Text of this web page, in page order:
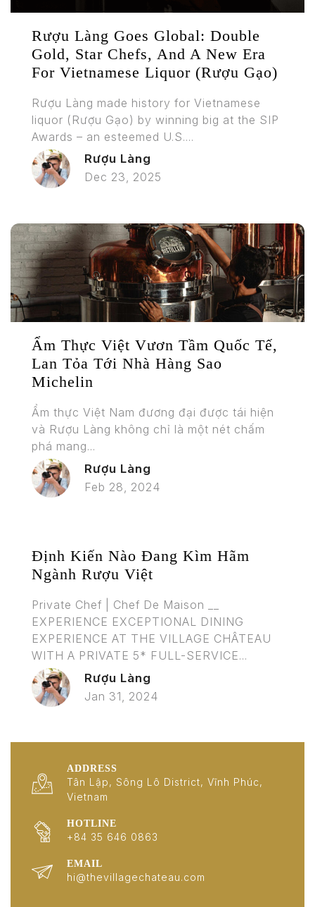
Rượu Làng Goes Global: Double
Gold, Star Chefs, And A New Era
For Vietnamese Liquor (Rượu Gạo)
Rượu Làng made history for Vietnamese
liquor (Rượu Gạo) by winning big at the SIP
Awards – an esteemed U.S....
Rượu Làng
Dec 23, 2025
Ẩm Thực Việt Vươn Tầm Quốc Tế,
Lan Tỏa Tới Nhà Hàng Sao
Michelin
Ẩm thực Việt Nam đương đại được tái hiện
và Rượu Làng không chỉ là một nét chấm
phá mang...
Rượu Làng
Feb 28, 2024
Định Kiến Nào Đang Kìm Hãm
Ngành Rượu Việt
Private Chef | Chef De Maison __
EXPERIENCE EXCEPTIONAL DINING
EXPERIENCE AT THE VILLAGE CHÂTEAU
WITH A PRIVATE 5* FULL-SERVICE...
Rượu Làng
Jan 31, 2024
ADDRESS
Tân Lập, Sông Lô District, Vĩnh Phúc,
Vietnam
HOTLINE
+84 35 646 0863
EMAIL
hi@thevillagechateau.com